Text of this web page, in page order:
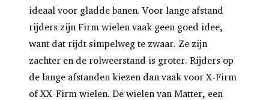
ideaal voor gladde banen. Voor lange afstand
rijders zijn Firm wielen vaak geen goed idee,
want dat rijdt simpelweg te zwaar. Ze zijn
zachter en de rolweerstand is groter. Rijders op
de lange afstanden kiezen dan vaak voor X-Firm
of XX-Firm wielen. De wielen van Matter, een